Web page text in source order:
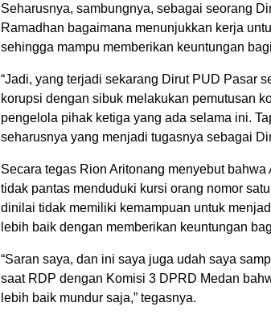
Seharusnya, sambungnya, sebagai seorang
Ramadhan bagaimana menunjukkan kerja
sehingga mampu memberikan keuntungan
“Jadi, yang terjadi sekarang Dirut PUD Pasar
korupsi dengan sibuk melakukan pemutusan
pengelola pihak ketiga yang ada selama ini.
seharusnya yang menjadi tugasnya sebagai
Secara tegas Rion Aritonang menyebut
tidak pantas menduduki kursi orang nomor
dinilai tidak memiliki kemampuan untuk
lebih baik dengan memberikan keuntungan
“Saran saya, dan ini saya juga udah saya
saat RDP dengan Komisi 3 DPRD Medan
lebih baik mundur saja,” tegasnya.